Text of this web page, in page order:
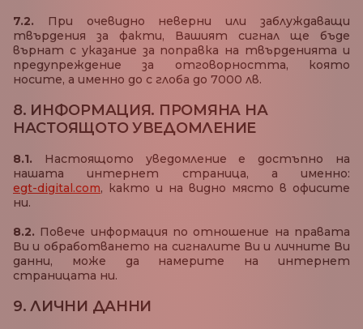
7.2. При очевидно неверни или заблуждаващи
твърдения за факти, Вашият сигнал ще бъде
върнат с указание за поправка на твърденията и
предупреждение за отговорността, която
носите, а именно до с глоба до 7000 лв.
8. ИНФОРМАЦИЯ. ПРОМЯНА НА
НАСТОЯЩОТО УВЕДОМЛЕНИЕ
8.1. Настоящото уведомление е достъпно на
нашата интернет страница, а именно:
egt-digital.com, както и на видно място в офисите
ни.
8.2. Повече информация по отношение на правата
Ви и обработването на сигналите Ви и личните Ви
данни, може да намерите на интернет
страницата ни.
9. ЛИЧНИ ДАННИ